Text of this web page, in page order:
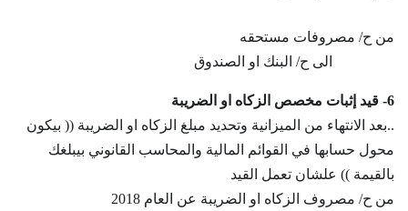
من ح/ مصروفات مستحقه
الى ح/ البنك او الصندوق
6- قيد إثبات مخصص الزكاه او الضريبة
..بعد الانتهاء من الميزانية وتحديد مبلغ الزكاه او الضريبة (( بيكون
محول حسابها في القوائم المالية والمحاسب القانوني بيبلغك
بالقيمة )) علشان تعمل القيد
من ح/ مصروف الزكاه او الضريبة عن العام 2018